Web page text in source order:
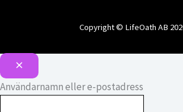
Copyright © LifeOath AB
Användarnamn eller e-postadress